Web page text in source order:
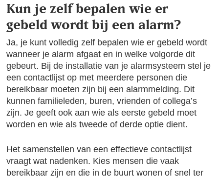
Kun je zelf bepalen wie er
gebeld wordt bij een alarm?
Ja, je kunt volledig zelf bepalen wie er gebeld wordt
wanneer je alarm afgaat en in welke volgorde dit
gebeurt. Bij de installatie van je alarmsysteem stel je
een contactlijst op met meerdere personen die
bereikbaar moeten zijn bij een alarmmelding. Dit
kunnen familieleden, buren, vrienden of collega’s
zijn. Je geeft ook aan wie als eerste gebeld moet
worden en wie als tweede of derde optie dient.
Het samenstellen van een effectieve contactlijst
vraagt wat nadenken. Kies mensen die vaak
bereikbaar zijn en die in de buurt wonen of snel ter